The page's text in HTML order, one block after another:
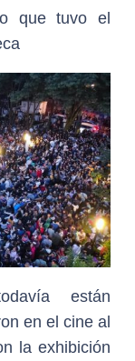
que tuvo el
están
en el cine al
la exhibición